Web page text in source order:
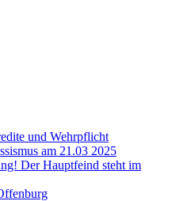
und Wehrpflicht
am 21.03 2025
Der Hauptfeind steht im